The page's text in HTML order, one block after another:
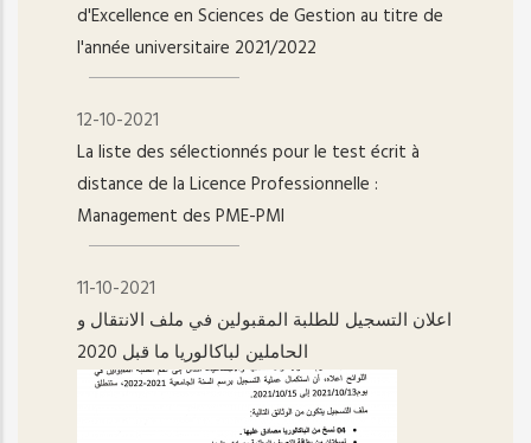
d'Excellence en Sciences de Gestion au titre de
l'année universitaire 2021/2022
12-10-2021
La liste des sélectionnés pour le test écrit à
distance de la Licence Professionnelle :
Management des PME-PMI
11-10-2021
اعلان التسجيل للطلبة المقبولين في ملف الانتقال و
الحاملين لباكالوريا ما قبل 2020